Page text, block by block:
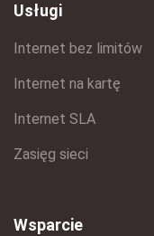
Usługi
Internet bez limitów
Internet na kartę
Internet SLA
Zasięg sieci
Wsparcie